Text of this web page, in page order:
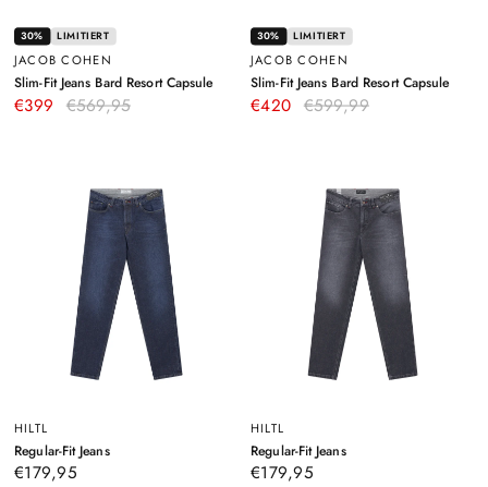
30% LIMITIERT
JACOB COHEN
Slim-Fit Jeans Bard Resort Capsule–
€399 €569,95
30% LIMITIERT
JACOB COHEN
Slim-Fit Jeans Bard Resort Capsule–
€420 €599,99
HILTL
Regular-Fit Jeans–
€179,95
HILTL
Regular-Fit Jeans–
€179,95